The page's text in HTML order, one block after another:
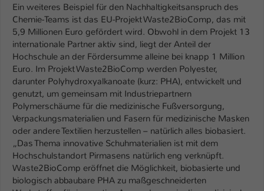
Ein weiteres Beispiel für den Nachhaltigkeitsanspruch des
Chemie-Teams ist das EU-Projekt Waste2BioComp, das mit
5,9 Millionen Euro gefördert wird. Obwohl in dem Projekt 13
internationale Partner aktiv sind, liegt der Anteil der
Hochschule an der Fördersumme alleine bei knapp 1 Million
Euro. Im Projekt Waste2BioComp werden Polyester,
darunter Polyhydroxyalkanoate (kurz: PHA), entwickelt und
genutzt, um gemeinsam mit Industriepartnern
Polymerschäume für die medizinische Fußversorgung,
Verpackungsmaterialien und Fasern für medizinische Masken
oder andere Textilien herzustellen – natürlich alles biobasiert.
„Das Thema innovative Schuhmaterialien ist mit dem
Hochschulstandort Pirmasens natürlich eng verknüpft.
Waste2BioComp eröffnet die Möglichkeit, biobasierte und
biologisch abbaubare PHA zu maßgeschneiderten
Zweck
Dieser Cookie teilt der Webseite mit, ob
ein Besucher im Typo3-Backend
angemeldet ist und Rechte besitzt diese
zu verwalten.